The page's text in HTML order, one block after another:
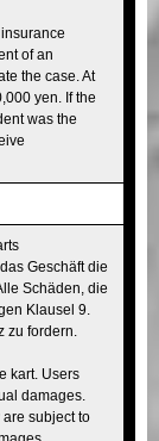
of an
the case. At
yen. If the
was the
Geschäft die
Schäden, die
Klausel 9.
zu fordern.
kart. Users
damages.
subject to